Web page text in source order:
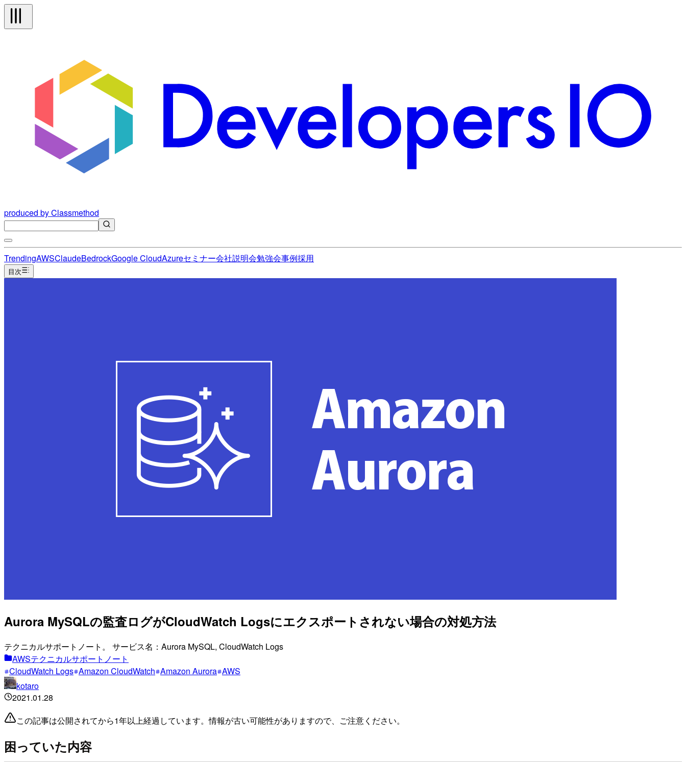
produced by Classmethod
TrendingAWSClaudeBedrockGoogle CloudAzureセミナー会社説明会勉強会事例採用
目次
Aurora MySQLの監査ログがCloudWatch Logsにエクスポートされない場合の対処方法
テクニカルサポートノート。 サービス名：Aurora MySQL, CloudWatch Logs
AWSテクニカルサポートノート
CloudWatch Logs Amazon CloudWatch Amazon Aurora AWS
kotaro
2021.01.28
この記事は公開されてから1年以上経過しています。情報が古い可能性がありますので、ご注意ください。
困っていた内容